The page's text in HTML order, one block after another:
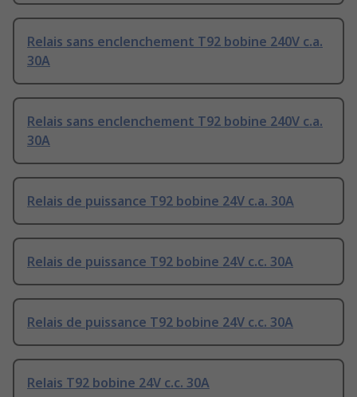
Relais sans enclenchement T92 bobine 240V c.a.
30A
Relais sans enclenchement T92 bobine 240V c.a.
30A
Relais de puissance T92 bobine 24V c.a. 30A
Relais de puissance T92 bobine 24V c.c. 30A
Relais de puissance T92 bobine 24V c.c. 30A
Relais T92 bobine 24V c.c. 30A